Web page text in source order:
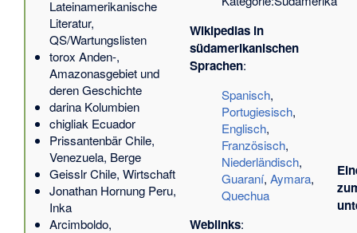
Lateinamerikanische
Literatur,
QS/Wartungslisten
torox Anden-,
Amazonasgebiet und
deren Geschichte
darinaKolumbien
chigliak Ecuador
PrissantenbärChile,
Venezuela, Berge
GeisslrChile, Wirtschaft
Jonathan HornungPeru,
Inka
Arcimboldo,
Wikipedias in
südamerikanischen
Sprachen:
Spanisch,
Portugiesisch,
Englisch,
Französisch,
Niederländisch,
Guaraní,Aymara,
Quechua
Weblinks: